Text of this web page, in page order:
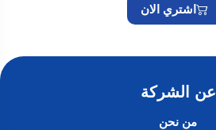
اشتري الان
عن الشركة
من نحن